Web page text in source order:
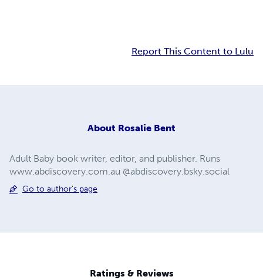
Report This Content to Lulu
About Rosalie Bent
Adult Baby book writer, editor, and publisher. Runs
www.abdiscovery.com.au @abdiscovery.bsky.social
Go to author's page
Ratings & Reviews